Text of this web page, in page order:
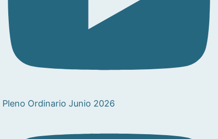
Pleno Ordinario Junio 2026